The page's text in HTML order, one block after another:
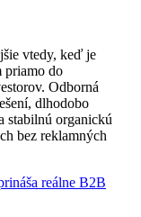
vtedy, keď je
priamo do
Odborná
dlhodobo
stabilnú organickú
bez reklamných